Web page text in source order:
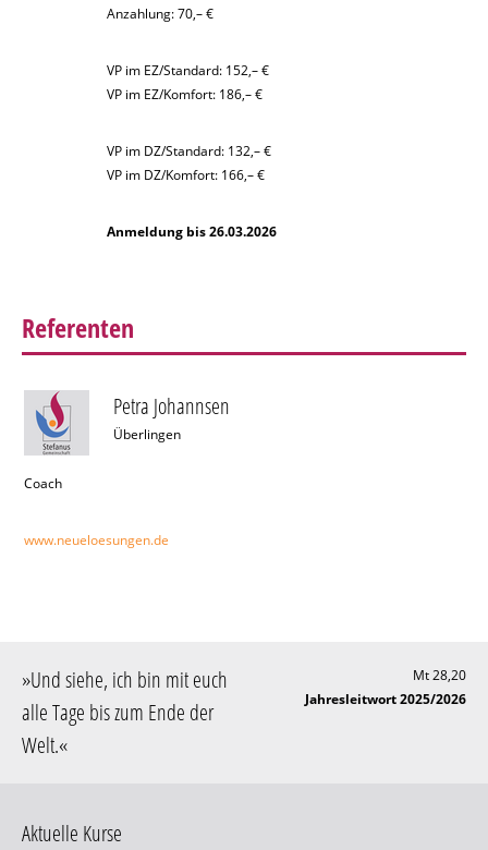
Anzahlung: 70,– €
VP im EZ/Standard: 152,– €
VP im EZ/Komfort: 186,– €
VP im DZ/Standard: 132,– €
VP im DZ/Komfort: 166,– €
Anmeldung bis 26.03.2026
Referenten
Petra Johannsen
Überlingen
Coach
www.neueloesungen.de
»Und siehe, ich bin mit euch
alle Tage bis zum Ende der
Welt.«
Mt 28,20
Jahresleitwort 2025/2026
Aktuelle Kurse